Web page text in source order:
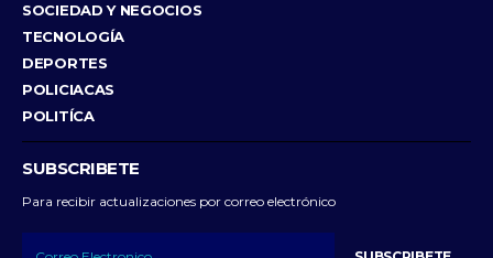
SOCIEDAD Y NEGOCIOS
TECNOLOGÍA
DEPORTES
POLICIACAS
POLITÍCA
SUBSCRIBETE
Para recibir actualizaciones por correo electrónico